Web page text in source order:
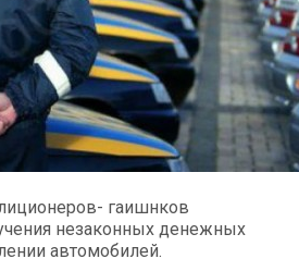
гаишнков
незаконных денежных
автомобилей.